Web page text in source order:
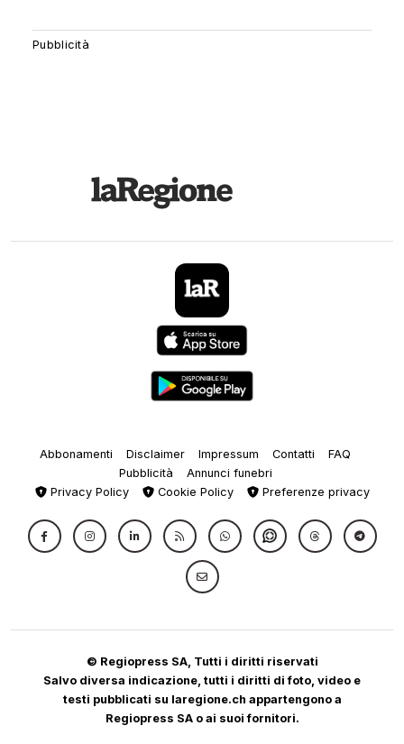
Abbonamenti Disclaimer Impressum Contatti
FAQ
Pubblicità
Annunci funebri
Privacy Policy
Cookie Policy Preferenze privacy
© Regiopress SA, Tutti i diritti riservati
Salvo diversa indicazione, tutti i diritti di foto, video e
testi pubblicati su laregione.ch appartengono a
Regiopress SA o ai suoi fornitori.